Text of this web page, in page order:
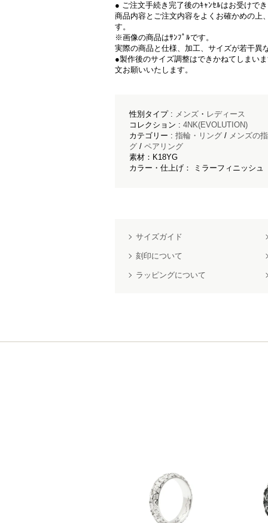
● ご注文手続き完了後のｷｬﾝｾﾙはお受けで
商品内容とご注文内容をよくお確かめの上
す。
※画像の商品はｻﾝﾌﾟﾙです。
実際の商品と仕様、加工、サイズが若干異
●製作後のサイズ調整はできかねてしまい
文お願いいたします。
性別タイプ : メンズ ・ レディース
コレクション : 4NK(EVOLUTION)
カテゴリー : 指輪・リング / メンズの
グ / ペアリング
素材：K18YG
カラー・仕上げ： ミラーフィニッシュ
サイズガイド
刻印について
ラッピングについて